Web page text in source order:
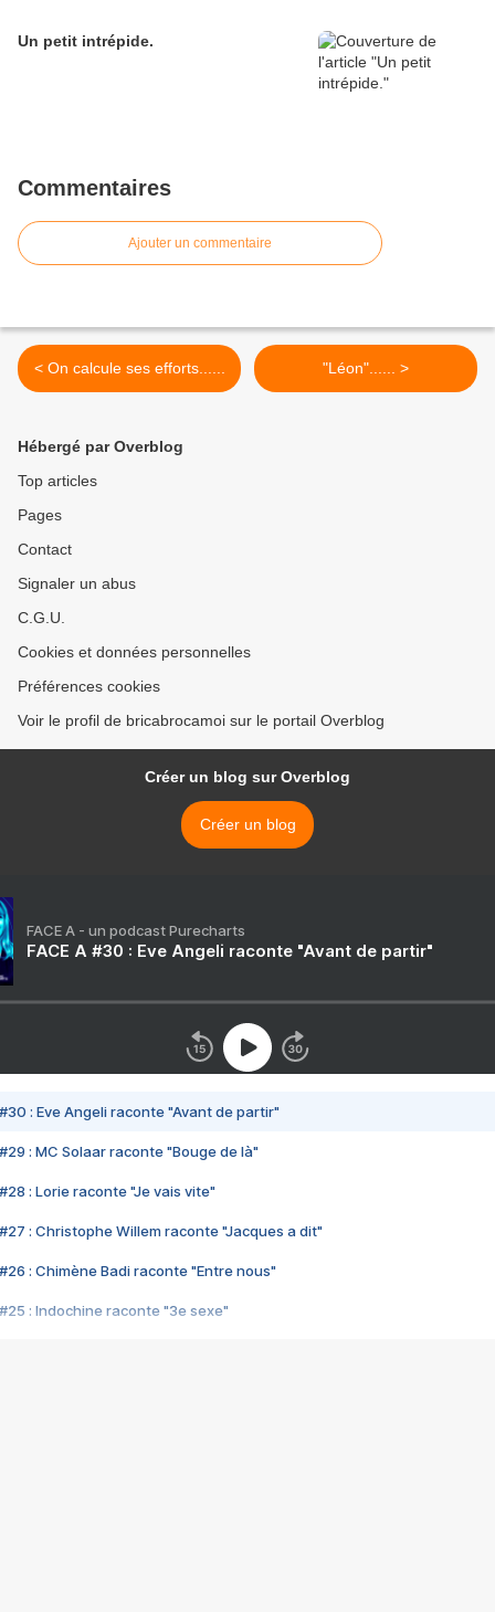
Un petit intrépide.
Commentaires
Ajouter un commentaire
< On calcule ses efforts...... "Léon"...... >
Hébergé par Overblog
Top articles
Pages
Contact
Signaler un abus
C.G.U.
Cookies et données personnelles
Préférences cookies
Voir le profil de bricabrocamoi sur le portail Overblog
Créer un blog sur Overblog
Créer un blog
FACE A - un podcast Purecharts
FACE A #30 : Eve Angeli raconte "Avant de partir"
#30 : Eve Angeli raconte "Avant de partir"
#29 : MC Solaar raconte "Bouge de là"
#28 : Lorie raconte "Je vais vite"
#27 : Christophe Willem raconte "Jacques a dit"
#26 : Chimène Badi raconte "Entre nous"
#25 : Indochine raconte "3e sexe"